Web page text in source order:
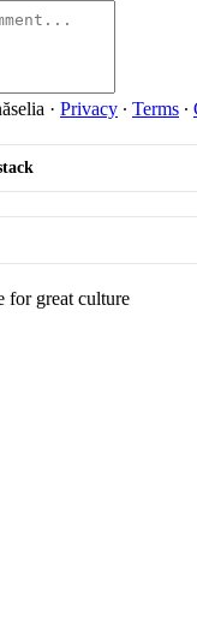
· Privacy ∙ Terms ∙
for great culture